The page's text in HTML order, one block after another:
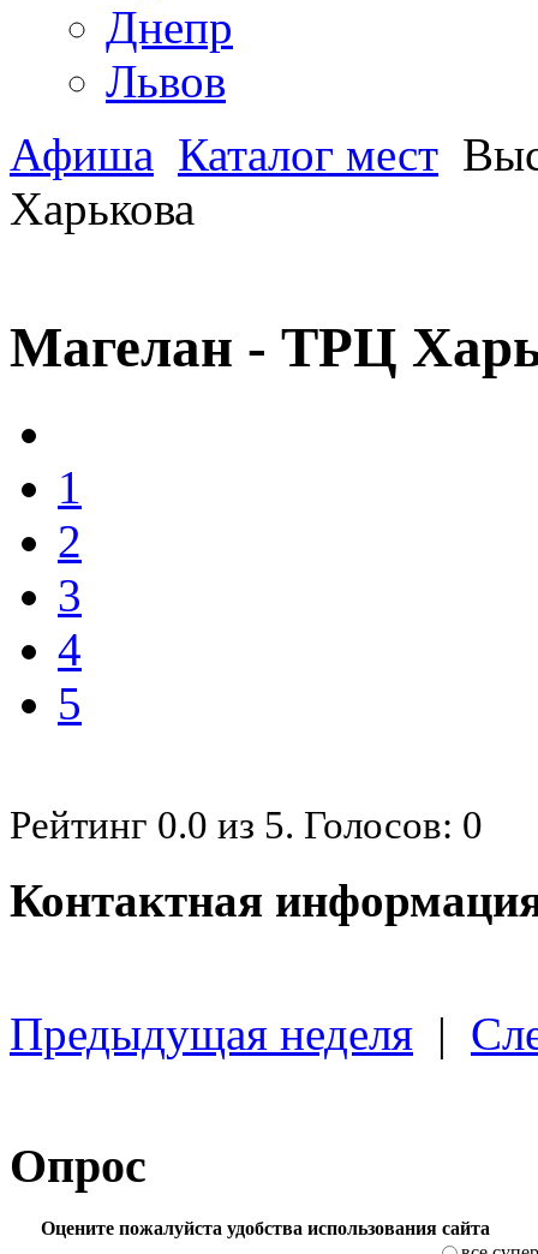
Днепр
Львов
Афиша Каталог мест
Харькова
Магелан - ТРЦ
1
2
3
4
5
Рейтинг 0.0 из 5. Голосов: 0
Контактная
Предыдущая неделя |
Опрос
Оцените пожалуйста удобства использования сайта